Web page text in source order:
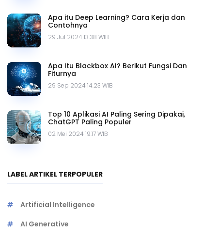
Apa itu Deep Learning? Cara Kerja dan
Contohnya
29 Jul 2024 13.38 WIB
Apa Itu Blackbox AI? Berikut Fungsi Dan
Fiturnya
29 Sep 2024 14.23 WIB
Top 10 Aplikasi AI Paling Sering Dipakai,
ChatGPT Paling Populer
02 Mei 2024 19.17 WIB
LABEL ARTIKEL TERPOPULER
Artificial Intelligence
AI Generative